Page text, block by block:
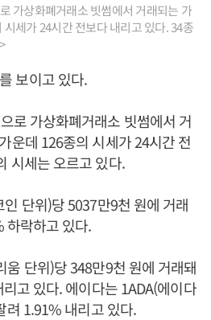
가상화폐거래소 빗썸에서 거래되는 가
세가 24시간 전보다 내리고 있다. 34종
보이고 있다.
로 가상화폐거래소 빗썸에서 거
운데 126종의 시세가 24시간 전
시세는 오르고 있다.
단위)당 5037만9천 원에 거래
하락하고 있다.
움 단위)당 348만9천 원에 거래돼
고 있다. 에이다는 1ADA(에이다
려 1.91% 내리고 있다.